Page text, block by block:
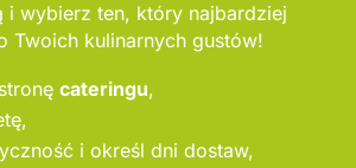
i wybierz ten, który najbardziej
Twoich kulinarnych gustów!
cateringu,
i określ dni dostaw,